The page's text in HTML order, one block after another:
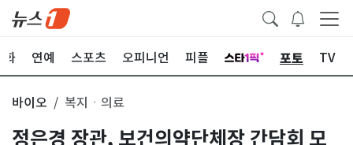
화 연예 스포츠 오피니언 피플 포토 TV
바이오 복지ㆍ의료
정은경 장관, 보건의약단체장 간담회 모